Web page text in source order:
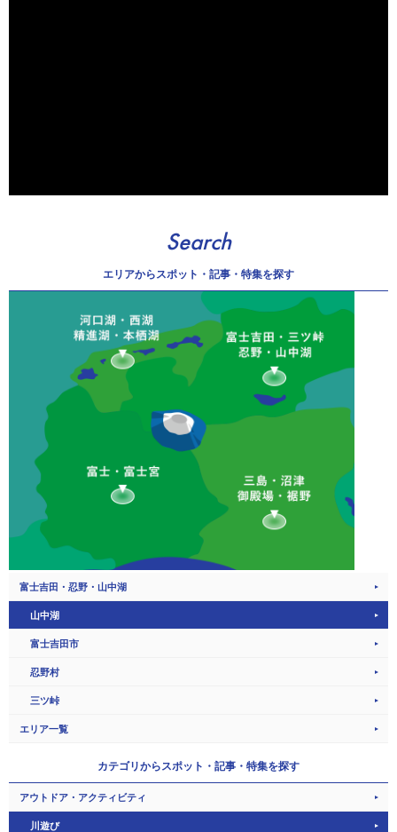
Search
エリアからスポット・記事・特集を探す
富士吉田・忍野・山中湖
山中湖
富士吉田市
忍野村
三ツ峠
エリア一覧
カテゴリからスポット・記事・特集を探す
アウトドア・アクティビティ
川遊び